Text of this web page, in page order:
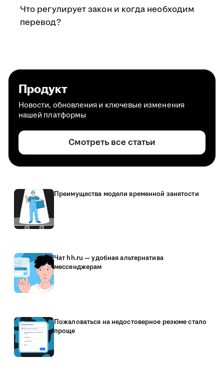
Что регулирует закон и когда необходим
перевод?
Продукт
Новости, обновления и ключевые изменения
нашей платформы
Смотреть все статьи
Преимущества модели временной занятости
Чат hh.ru — удобная альтернатива
мессенджерам
Пожаловаться на недостоверное резюме стало
проще